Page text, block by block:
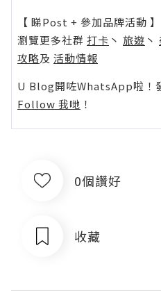
【 睇Post + 參加品牌活動 】
瀏覽更多社群 打卡 丶 旅遊 丶
攻略及 活動情報
U Blog開咗WhatsApp啦！
Follow 我哋 ！
0個讚好
收藏